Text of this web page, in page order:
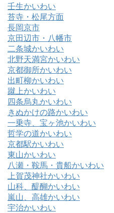
壬生かいわい
苔寺・松尾方面
長岡京市
京田辺市・八幡市
二条城かいわい
北野天満宮かいわい
京都御所かいわい
出町柳かいわい
蹴上かいわい
四条烏丸かいわい
きぬかけの路かいわい
一乗寺、宝ヶ池かいわい
哲学の道かいわい
京都駅かいわい
東山かいわい
八瀬・鞍馬・貴船かいわい
上賀茂神社かいわい
山科、醍醐かいわい
嵐山、高雄かいわい
宇治かいわい